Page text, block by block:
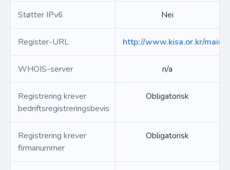
Støtter IPv6 Nei
Register-URL http://www.kisa.or.kr/
WHOIS-server n/a
Registrering krever
bedriftsregistreringsbevis
Obligatorisk
Registrering krever
firmanummer
Obligatorisk